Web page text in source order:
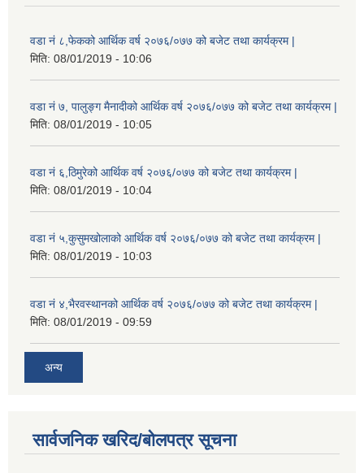
वडा नं ८,फेकको आर्थिक वर्ष २०७६/०७७ को बजेट तथा कार्यक्रम |
मिति: 08/01/2019 - 10:06
वडा नं ७, पालुङ्ग मैनादीको आर्थिक वर्ष २०७६/०७७ को बजेट तथा कार्यक्रम |
मिति: 08/01/2019 - 10:05
वडा नं ६,ठिमुरेको आर्थिक वर्ष २०७६/०७७ को बजेट तथा कार्यक्रम |
मिति: 08/01/2019 - 10:04
वडा नं ५,कुसुमखोलाको आर्थिक वर्ष २०७६/०७७ को बजेट तथा कार्यक्रम |
मिति: 08/01/2019 - 10:03
वडा नं ४,भैरवस्थानको आर्थिक वर्ष २०७६/०७७ को बजेट तथा कार्यक्रम |
मिति: 08/01/2019 - 09:59
अन्य
सार्वजनिक खरिद/बोलपत्र सूचना